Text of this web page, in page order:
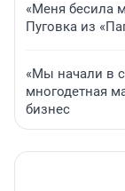
«Меня бесила
Пуговка из
«Мы начали в
многодетная
бизнес